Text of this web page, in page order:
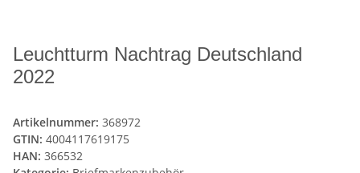
Leuchtturm Nachtrag Deutschland
2022
Artikelnummer: 368972
GTIN: 4004117619175
HAN: 366532